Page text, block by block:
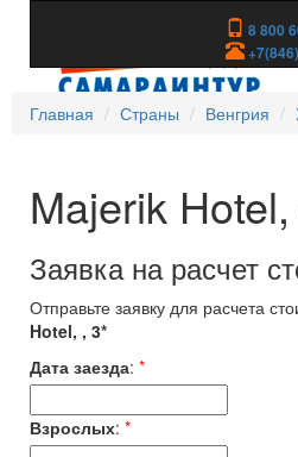
8 800
Главная
Страны Венгрия
Majerik
Заявка на расчет
Отправьте заявку для расчета
Hotel, , 3*
Дата заезда: *
Взрослых: *